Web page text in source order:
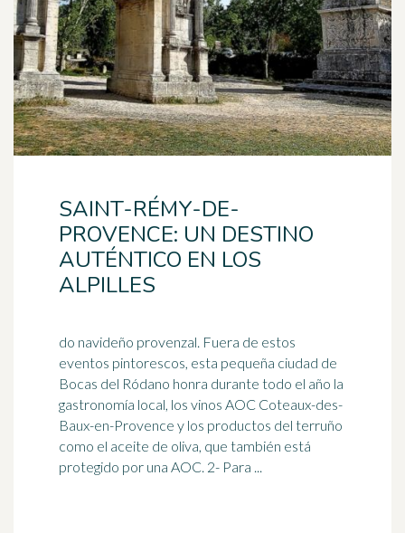
SAINT-RÉMY-DE-
PROVENCE: UN DESTINO
AUTÉNTICO EN LOS
ALPILLES
do navideño provenzal. Fuera de estos
eventos pintorescos, esta pequeña ciudad de
Bocas del Ródano honra durante todo el año la
gastronomía local, los vinos AOC Coteaux-des-
Baux-en-Provence y los productos del terruño
como el aceite de oliva, que también está
protegido por una AOC. 2- Para ...